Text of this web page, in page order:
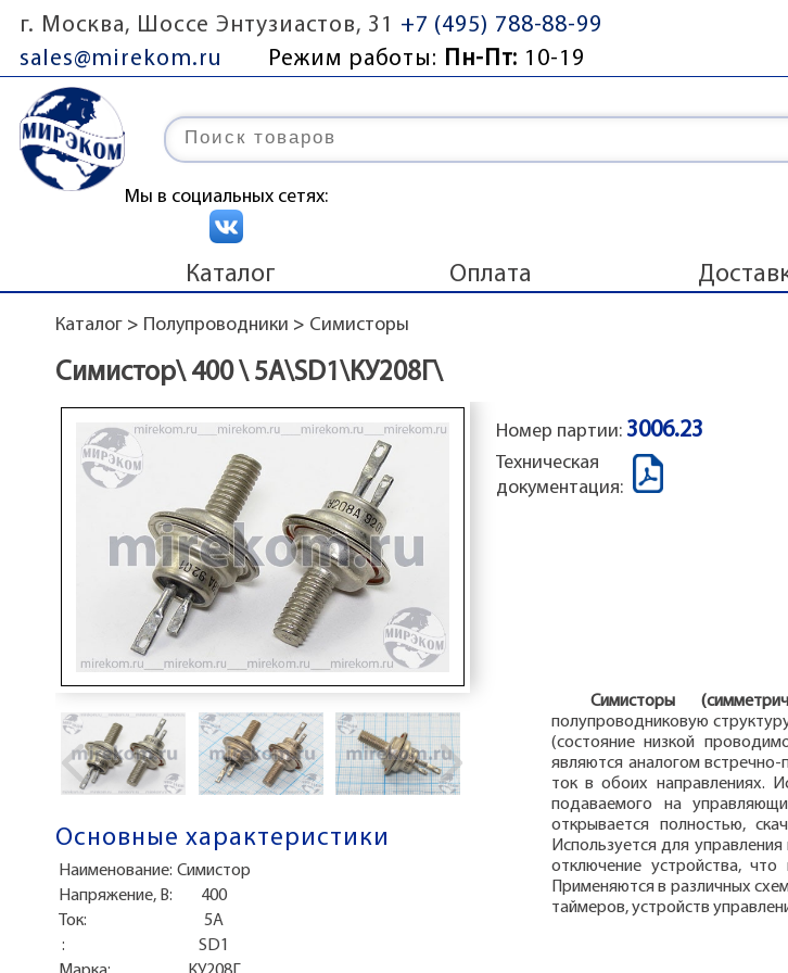
г. Москва, Шоссе Энтузиастов, 31
+7 (495) 788-88-99
sales@mirekom.ru
Режим работы: Пн-Пт: 10-19
Мы в социальных сетях:
Каталог Оплата
Каталог> Полупроводники > Симисторы
Симистор\ 400 \ 5А\SD1\КУ208Г\
Номер партии: 3006.23
Техническая
документация:
Симисторы
полупроводниковую
(состояние низкой
являются аналогом встречно-
ток в обоих направлениях.
подаваемого на
открывается полностью,
Используется для
отключение устройства, что
Применяются в различных
таймеров, устройств
Основные характеристики
Наименование: Симистор
Напряжение, В:
400
Ток:
5А
:
SD1